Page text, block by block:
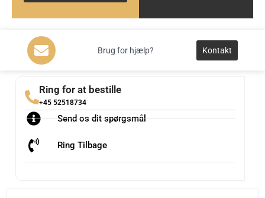
Brug for hjælp? Kontakt
Ring for at bestille
+45 52518734
Send os dit spørgsmål
Ring Tilbage